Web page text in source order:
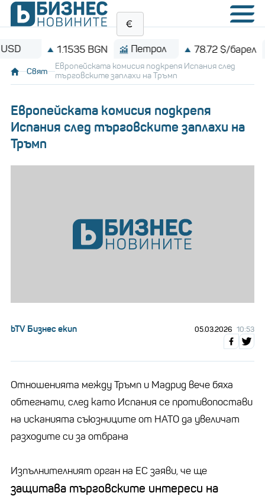
1.1535 BGN Петрол 78.72 $/барел
Свят
Европейската комисия подкрепя Испания след
търговските заплахи на Тръмп
Европейската комисия подкрепя
Испания след търговските заплахи на
Тръмп
bTV Бизнес екип 05.03.2026 10:53
Отношенията между Тръмп и Мадрид вече бяха
обтегнати, след като Испания се противопостави
на исканията съюзниците от НАТО да увеличат
разходите си за отбрана
Изпълнителният орган на ЕС заяви, че ще
защитава търговските интереси на